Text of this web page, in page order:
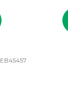
EB45457